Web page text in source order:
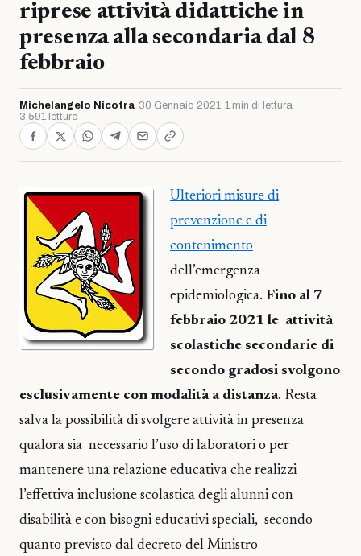
riprese attività didattiche in
presenza alla secondaria dal 8
febbraio
Michelangelo Nicotra· 30 Gennaio 2021·1 min di lettura·
3.591 letture
Ulteriori misure di
prevenzione e di
contenimento
dell’emergenza
epidemiologica. Fino al 7
febbraio 2021 le attività
scolastiche secondarie di
secondo gradosi svolgono
esclusivamente con modalità a distanza. Resta
salva la possibilità di svolgere attività in presenza
qualora sia necessario l’uso di laboratori o per
mantenere una relazione educativa che realizzi
l’effettiva inclusione scolastica degli alunni con
disabilità e con bisogni educativi speciali, secondo
quanto previsto dal decreto del Ministro